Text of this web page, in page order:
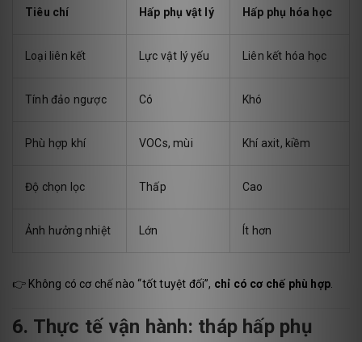
Tiêu chí Hấp phụ vật lý Hấp phụ hóa học
Loại liên kết Lực vật lý yếu Liên kết hóa học
Tính đảo ngược Có Khó
Phù hợp khí VOCs, mùi Khí axit, kiềm
Độ chọn lọc Thấp Cao
Ảnh hưởng nhiệt Lớn Ít hơn
👉 Không có cơ chế nào “tốt tuyệt đối”, chỉ có cơ chế phù hợp
6. Thực tế vận hành: tháp hấp phụ